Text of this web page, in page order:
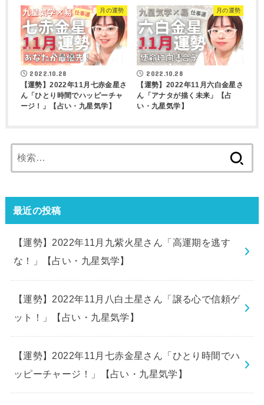
月の運勢
2022.10.28
【運勢】2022年11月七赤金星さ
ん「ひとり時間でハッピーチャ
ージ！」【占い・九星気学】
月の運勢
2022.10.28
【運勢】2022年11月六白金星さ
ん「アナタが描く未来」【占
い・九星気学】
索:
最近の投稿
【運勢】2022年11月九紫火星さん「高運期を逃す
な！」【占い・九星気学】
【運勢】2022年11月八白土星さん「譲る心で信頼ゲ
ット！」【占い・九星気学】
【運勢】2022年11月七赤金星さん「ひとり時間でハ
ッピーチャージ！」【占い・九星気学】